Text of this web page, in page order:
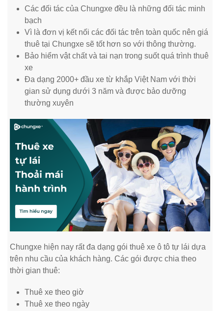
Các đối tác của Chungxe đều là những đối tác minh
bạch
Vì là đơn vị kết nối các đối tác trên toàn quốc nên giá
thuê tại Chungxe sẽ tốt hơn so với thông thường.
Bảo hiểm vật chất và tai nạn trong suốt quá trình thuê
xe
Đa dạng 2000+ đầu xe từ khắp Việt Nam với thời
gian sử dụng dưới 3 năm và được bảo dưỡng
thường xuyên
Chungxe hiện nay rất đa dạng gói thuê xe ô tô tự lái dựa
trên nhu cầu của khách hàng. Các gói được chia theo
thời gian thuê:
Thuê xe theo giờ
Thuê xe theo ngày